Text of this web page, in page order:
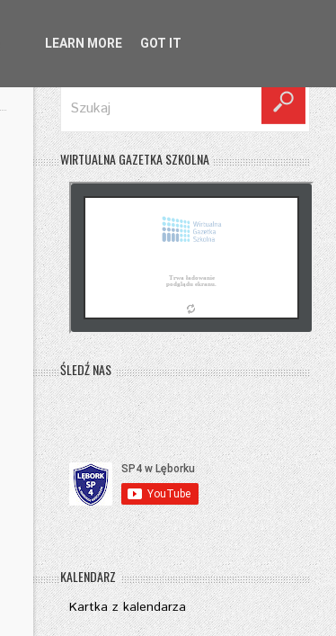
WIRTUALNA GAZETKA SZKOLNA
ŚLEDŹ NAS
KALENDARZ
Kartka z kalendarza
LEARN MORE GOT IT